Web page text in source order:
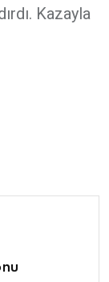
Kazayla